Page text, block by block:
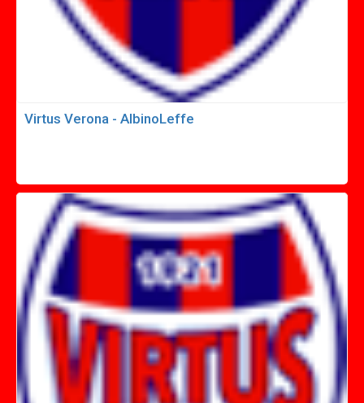
Virtus Verona - AlbinoLeffe